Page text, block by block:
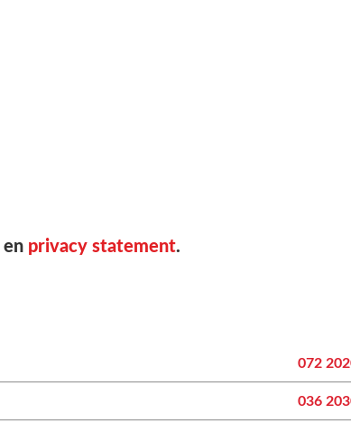
en privacy statement.
072
036